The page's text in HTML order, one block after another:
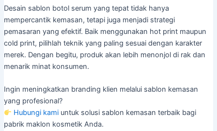
Desain sablon botol serum yang tepat tidak hanya
mempercantik kemasan, tetapi juga menjadi strategi
pemasaran yang efektif. Baik menggunakan hot print maupun
cold print, pilihlah teknik yang paling sesuai dengan karakter
merek. Dengan begitu, produk akan lebih menonjol di rak dan
menarik minat konsumen.
Ingin meningkatkan branding klien melalui sablon kemasan
yang profesional?
Hubungi kami untuk solusi sablon kemasan terbaik bagi
pabrik maklon kosmetik Anda.